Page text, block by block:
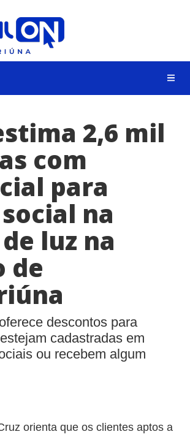
2,6 mil
com
para
na
luz na
de
descontos para
cadastradas em
ou recebem algum
orienta que os clientes aptos a